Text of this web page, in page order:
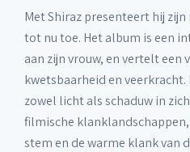
Met Shiraz presenteert hij
tot nu toe. Het album is een
aan zijn vrouw, en vertelt een
kwetsbaarheid en
zowel licht als schaduw in
filmische
stem en de warme klank van